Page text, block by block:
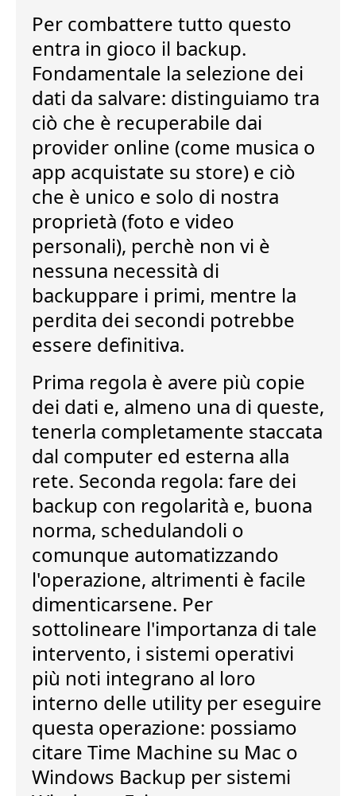
Per combattere tutto questo
entra in gioco il backup.
Fondamentale la selezione dei
dati da salvare: distinguiamo tra
ciò che è recuperabile dai
provider online (come musica o
app acquistate su store) e ciò
che è unico e solo di nostra
proprietà (foto e video
personali), perchè non vi è
nessuna necessità di
backuppare i primi, mentre la
perdita dei secondi potrebbe
essere definitiva.
Prima regola è avere più copie
dei dati e, almeno una di queste,
tenerla completamente staccata
dal computer ed esterna alla
rete. Seconda regola: fare dei
backup con regolarità e, buona
norma, schedulandoli o
comunque automatizzando
l'operazione, altrimenti è facile
dimenticarsene. Per
sottolineare l'importanza di tale
intervento, i sistemi operativi
più noti integrano al loro
interno delle utility per eseguire
questa operazione: possiamo
citare Time Machine su Mac o
Windows Backup per sistemi